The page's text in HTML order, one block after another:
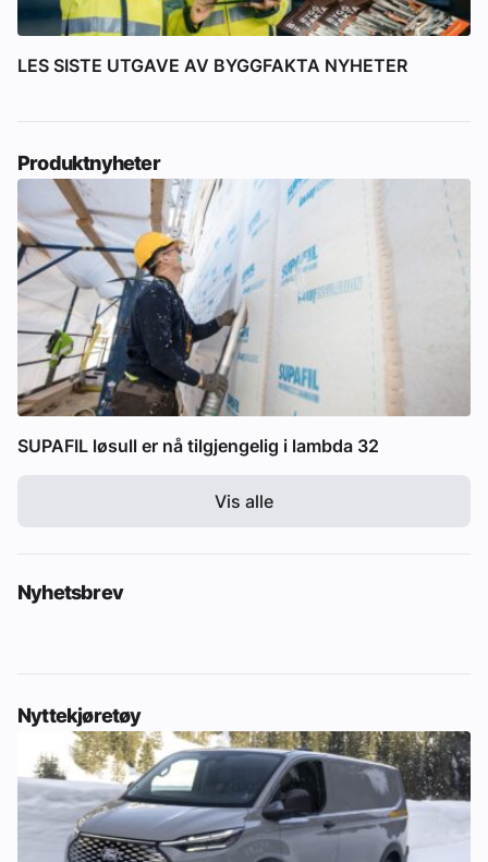
LES SISTE UTGAVE AV BYGGFAKTA NYHETER
Produktnyheter
SUPAFIL løsull er nå tilgjengelig i lambda 32
Vis alle
Nyhetsbrev
Nyttekjøretøy